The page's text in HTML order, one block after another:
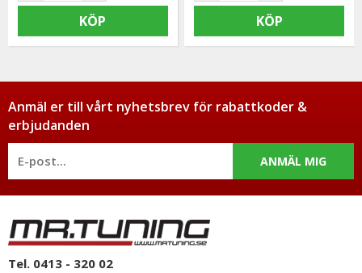
KÖP KÖP
Anmäl er till vårt nyhetsbrev för rabattkoder &
erbjudanden
ANMÄL MIG
Tel. 0413 - 320 02